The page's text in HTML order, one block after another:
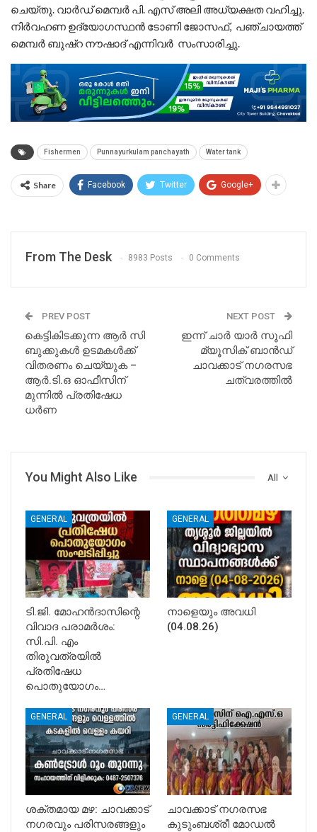
ചെയ്തു. വാർഡ് മെമ്പർ പി. എസ് അലി അധ്യക്ഷത വഹിച്ചു.
നിർവഹണ ഉദ്യോഗസ്ഥൻ ടോണി ജോസഫ്, പഞ്ചായത്ത്‌
മെമ്പർ ബുഷ്‌റ നൗഷാദ് എന്നിവർ സംസാരിച്ചു.
Fishermen Punnayurkulam panchayath Water tank
Share Facebook Twitter Google+
From The Desk 8983 Posts 0 Comments
PREV POST
കെട്ടികിടക്കുന്ന ആർ സി
ബുക്കുകൾ ഉടമകൾക്ക്
വിതരണം ചെയ്യുക –
ആർ.ടി.ഒ ഓഫീസിന്
മുന്നിൽ പ്രതിഷേധ
ധർണ
NEXT POST
ഇന്ന് ചാർ യാർ സൂഫി
മ്യൂസിക് ബാൻഡ്
ചാവക്കാട് നഗരസഭ
ചത്വരത്തിൽ
All
You Might Also Like
GENERAL
ടി.ജി. മോഹൻദാസിന്റെ
വിവാദ പരാമർശം:
സി.പി. എം
തിരുവത്രയിൽ
പ്രതിഷേധ
പൊതുയോഗം…
GENERAL
നാളെയും അവധി
(04.08.26)
GENERAL
ശക്തമായ മഴ: ചാവക്കാട്
നഗരവും പരിസരങ്ങളും
GENERAL
ചാവക്കാട് നഗരസഭ
കുടുംബശ്രീ മോഡൽ